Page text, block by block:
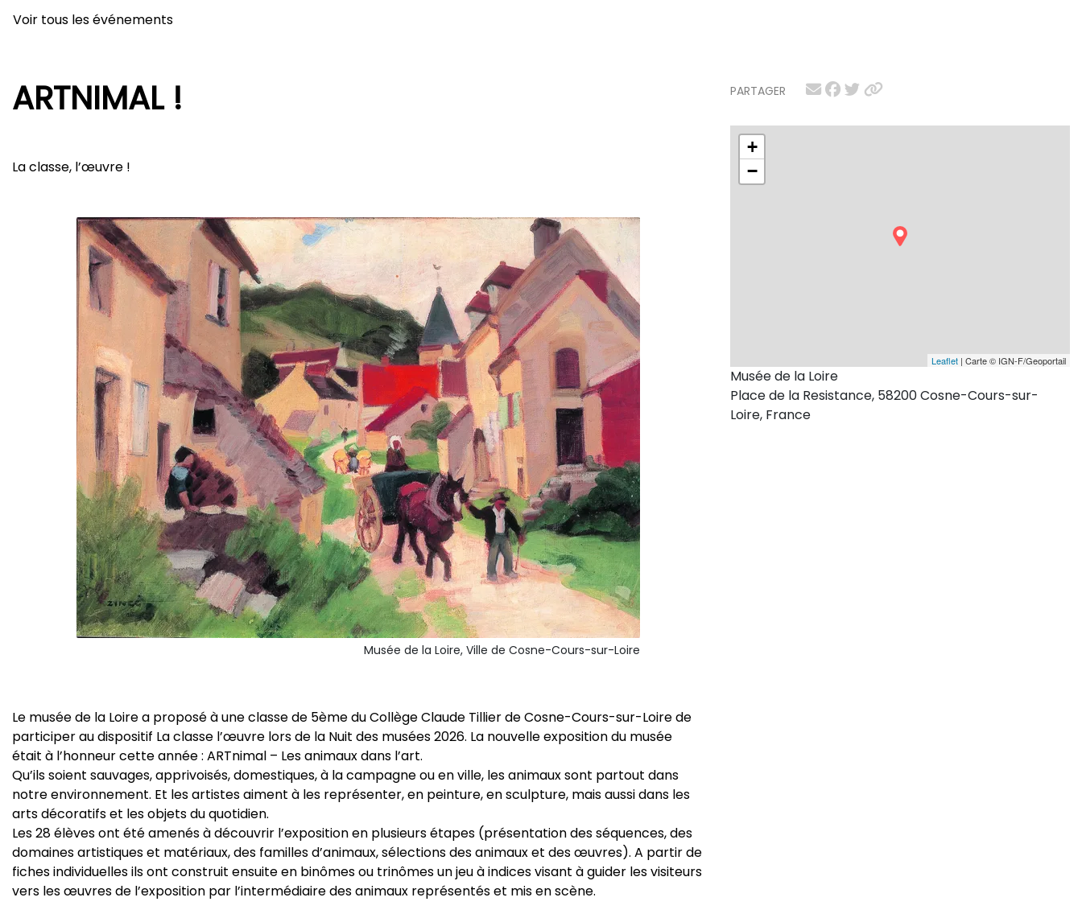
Voir tous les événements
PARTAGER
+
−
Leaflet | Carte © IGN-F/Geoportail
Musée de la Loire
Place de la Resistance, 58200 Cosne-Cours-sur-
Loire, France
ARTNIMAL !
La classe, l’œuvre !
Musée de la Loire, Ville de Cosne-Cours-sur-Loire
Le musée de la Loire a proposé à une classe de 5ème du Collège Claude Tillier de Cosne-Cours-sur-Loire de
participer au dispositif La classe l’œuvre lors de la Nuit des musées 2026. La nouvelle exposition du musée
était à l’honneur cette année : ARTnimal – Les animaux dans l’art.
Qu’ils soient sauvages, apprivoisés, domestiques, à la campagne ou en ville, les animaux sont partout dans
notre environnement. Et les artistes aiment à les représenter, en peinture, en sculpture, mais aussi dans les
arts décoratifs et les objets du quotidien.
Les 28 élèves ont été amenés à découvrir l’exposition en plusieurs étapes (présentation des séquences, des
domaines artistiques et matériaux, des familles d’animaux, sélections des animaux et des œuvres). A partir de
fiches individuelles ils ont construit ensuite en binômes ou trinômes un jeu à indices visant à guider les visiteurs
vers les œuvres de l’exposition par l’intermédiaire des animaux représentés et mis en scène.